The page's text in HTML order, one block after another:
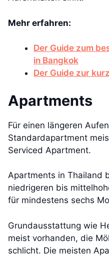
Mehr erfahren:
Der Guide zum
in Bangkok
Der Guide zur
Apartments
Für einen längeren
Standardapartment
Serviced Apartment.
Apartments in Thailand
niedrigeren bis
für mindestens sechs
Grundausstattung wie
meist vorhanden, die
schlicht. Die meisten